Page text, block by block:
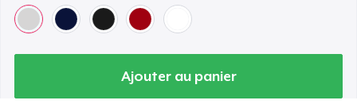
Ajouter au panier
Tru Transfer Printed Unisex Premium Hoodie
Classic Long Sleeve Tee